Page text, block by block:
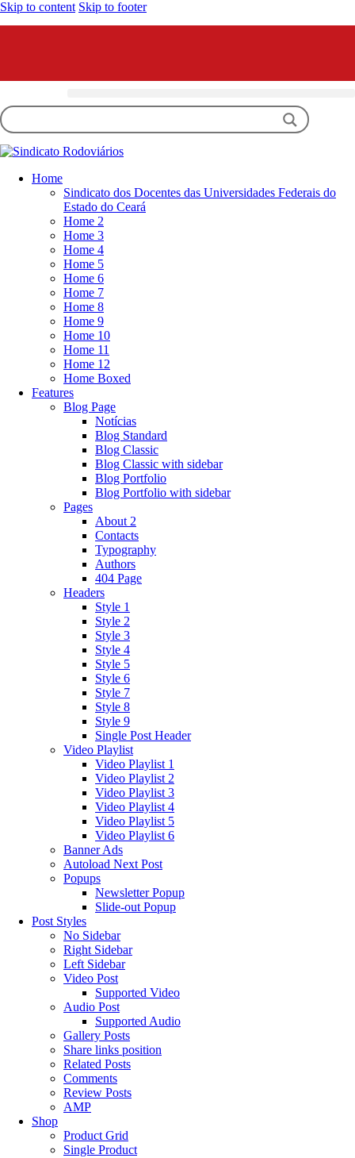
Skip to content Skip to footer
Home
Sindicato dos Docentes das Universidades Federais do
Estado do Ceará
Home 2
Home 3
Home 4
Home 5
Home 6
Home 7
Home 8
Home 9
Home 10
Home 11
Home 12
Home Boxed
Features
Blog Page
Notícias
Blog Standard
Blog Classic
Blog Classic with sidebar
Blog Portfolio
Blog Portfolio with sidebar
Pages
About 2
Contacts
Typography
Authors
404 Page
Headers
Style 1
Style 2
Style 3
Style 4
Style 5
Style 6
Style 7
Style 8
Style 9
Single Post Header
Video Playlist
Video Playlist 1
Video Playlist 2
Video Playlist 3
Video Playlist 4
Video Playlist 5
Video Playlist 6
Banner Ads
Autoload Next Post
Popups
Newsletter Popup
Slide-out Popup
Post Styles
No Sidebar
Right Sidebar
Left Sidebar
Video Post
Supported Video
Audio Post
Supported Audio
Gallery Posts
Share links position
Related Posts
Comments
Review Posts
AMP
Shop
Product Grid
Single Product